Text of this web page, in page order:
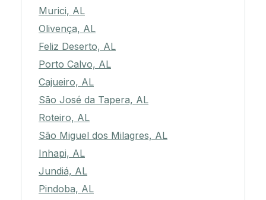
Murici, AL
Olivença, AL
Feliz Deserto, AL
Porto Calvo, AL
Cajueiro, AL
São José da Tapera, AL
Roteiro, AL
São Miguel dos Milagres, AL
Inhapi, AL
Jundiá, AL
Pindoba, AL